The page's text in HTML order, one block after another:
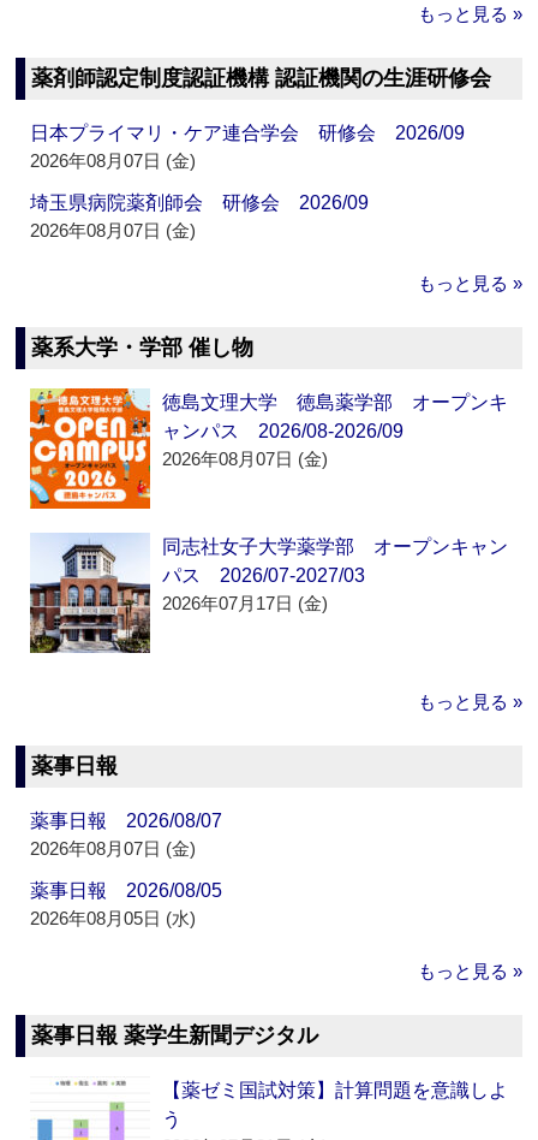
もっと見る »
薬剤師認定制度認証機構 認証機関の生涯研修会
日本プライマリ・ケア連合学会 研修会 2026/09
2026年08月07日 (金)
埼玉県病院薬剤師会 研修会 2026/09
2026年08月07日 (金)
もっと見る »
薬系大学・学部 催し物
徳島文理大学 徳島薬学部 オープンキ
ャンパス 2026/08-2026/09
2026年08月07日 (金)
同志社女子大学薬学部 オープンキャン
パス 2026/07-2027/03
2026年07月17日 (金)
もっと見る »
薬事日報
薬事日報 2026/08/07
2026年08月07日 (金)
薬事日報 2026/08/05
2026年08月05日 (水)
もっと見る »
薬事日報 薬学生新聞デジタル
【薬ゼミ国試対策】計算問題を意識しよ
う